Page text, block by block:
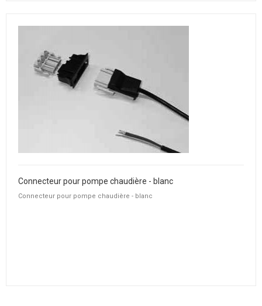
Connecteur pour pompe chaudière - blanc
Connecteur pour pompe chaudière - blanc